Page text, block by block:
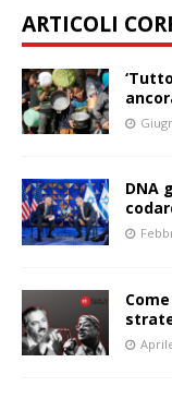
ARTICOLI
DNA